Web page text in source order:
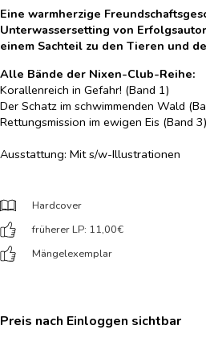
Eine warmherzige
Unterwassersetting von
einem Sachteil zu den Tieren und
Alle Bände der Nixen-Club-Reihe:
Korallenreich in Gefahr! (Band 1)
Der Schatz im schwimmenden Wald
Rettungsmission im ewigen Eis (Band 3)
Ausstattung: Mit s/w-Illustrationen
Hardcover
früherer LP: 11,00€
Mängelexemplar
Preis nach Einloggen sichtbar